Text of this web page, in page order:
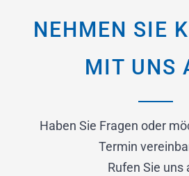
NEHMEN SIE
MIT UNS
Haben Sie Fragen oder
Termin
Rufen Sie uns